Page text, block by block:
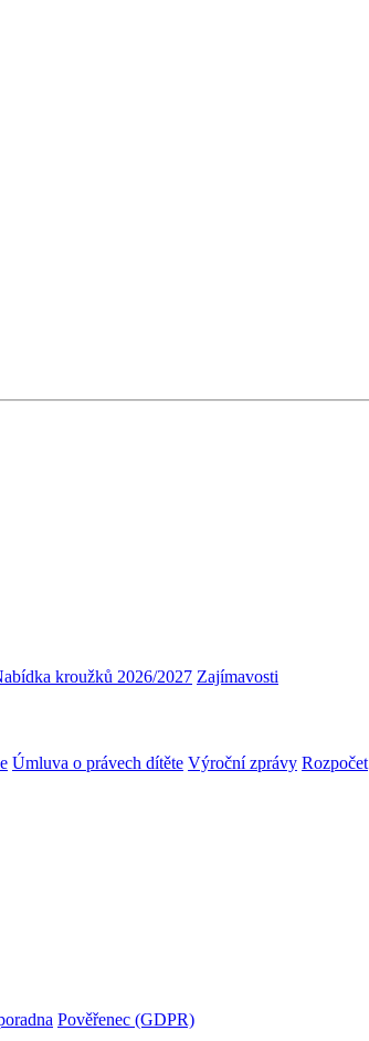
kroužků 2026/2027 Zajímavosti
Úmluva o právech dítěte Výroční zprávy Rozpočet
Pověřenec (GDPR)